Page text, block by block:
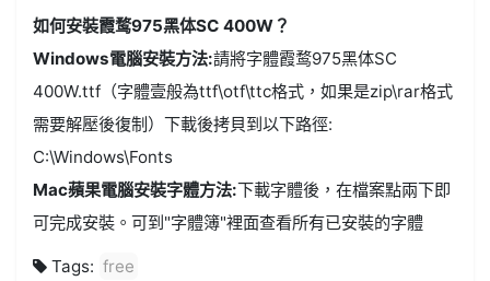
如何安裝霞鹜975黑体SC 400W？
Windows電腦安裝方法:請將字體霞鹜975黑体SC
400W.ttf（字體壹般為ttf\otf\ttc格式，如果是zip\rar格式
需要解壓後復制）下載後拷貝到以下路徑:
C:\Windows\Fonts
Mac蘋果電腦安裝字體方法:下載字體後，在檔案點兩下即
可完成安裝。可到"字體簿"裡面查看所有已安裝的字體
Tags: free